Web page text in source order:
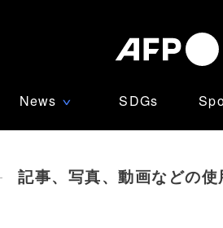
News ∨ SDGs
記事、写真、動画などの